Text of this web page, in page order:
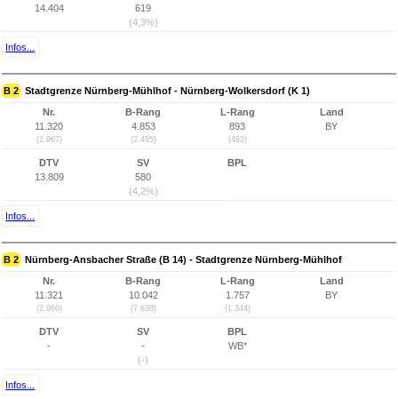
14.404
619
(4,3%)
Infos...
B 2 Stadtgrenze Nürnberg-Mühlhof - Nürnberg-Wolkersdorf (K 1)
Nr.
11.320
(2.967)
B-Rang
4.853
(2.495)
L-Rang
893
(483)
Land
BY
DTV
13.809
SV
580
(4,2%)
BPL
Infos...
B 2 Nürnberg-Ansbacher Straße (B 14) - Stadtgrenze Nürnberg-Mühlhof
Nr.
11.321
(2.966)
B-Rang
10.042
(7.638)
L-Rang
1.757
(1.344)
Land
BY
DTV
-
SV
-
(-)
BPL
WB*
Infos...